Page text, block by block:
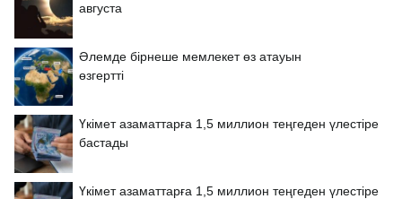
августа
Әлемде бірнеше мемлекет өз атауын
өзгертті
Үкімет азаматтарға 1,5 миллион теңгеден үлестіре
бастады
Үкімет азаматтарға 1,5 миллион теңгеден үлестіре